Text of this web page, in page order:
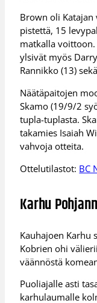
Brown oli
pistettä, 15
matkalla
ylsivät myös
Rannikko (13)
Näätäpaitojen
Skamo (19/9/2
tupla-tuplasta.
takamies Isaiah
vahvoja otteita.
Ottelutilastot: BC
Karhu
Kauhajoen Karhu
Kobrien ohi
väännöstä
Puoliajalle asti
karhulaumalle